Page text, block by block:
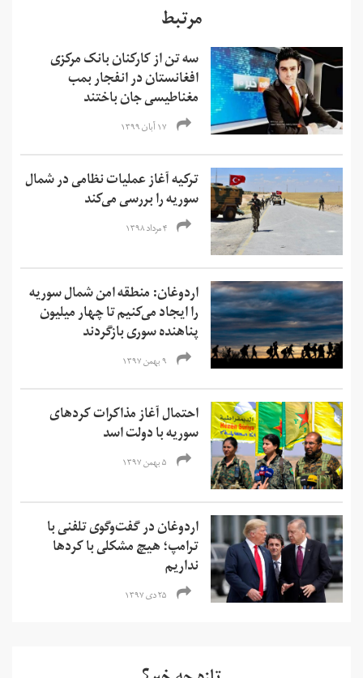
مرتبط
سه تن از کارکنان بانک مرکزی
افغانستان در انفجار بمب
مغناطیسی جان باختند
۱۷ آبان ۱۳۹۹
ترکیه آغاز عملیات نظامی در شمال
سوریه را بررسی می‌کند
۴ مرداد ۱۳۹۸
اردوغان: منطقه امن شمال سوریه
را ایجاد می‌کنیم تا چهار میلیون
پناهنده سوری بازگردند
۹ بهمن ۱۳۹۷
احتمال آغاز مذاکرات کردهای
سوریه با دولت اسد
۵ بهمن ۱۳۹۷
اردوغان در گفت‌وگوی تلفنی با
ترامپ؛ هیچ مشکلی با کردها
نداریم
۲۵ دی ۱۳۹۷